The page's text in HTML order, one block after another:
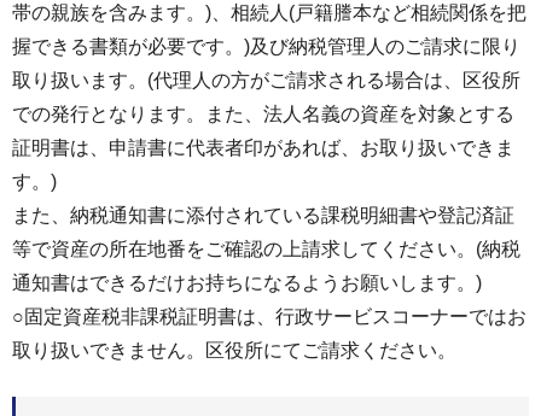
帯の親族を含みます。)、相続人(戸籍謄本など相続関係を把
握できる書類が必要です。)及び納税管理人のご請求に限り
取り扱います。(代理人の方がご請求される場合は、区役所
での発行となります。また、法人名義の資産を対象とする
証明書は、申請書に代表者印があれば、お取り扱いできま
す。)
また、納税通知書に添付されている課税明細書や登記済証
等で資産の所在地番をご確認の上請求してください。(納税
通知書はできるだけお持ちになるようお願いします。)
○固定資産税非課税証明書は、行政サービスコーナーではお
取り扱いできません。区役所にてご請求ください。